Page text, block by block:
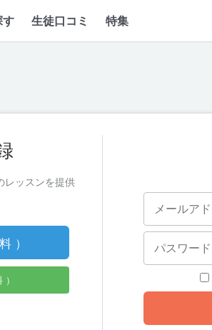
す 生徒口コミ 特集
レッスンを提供
）